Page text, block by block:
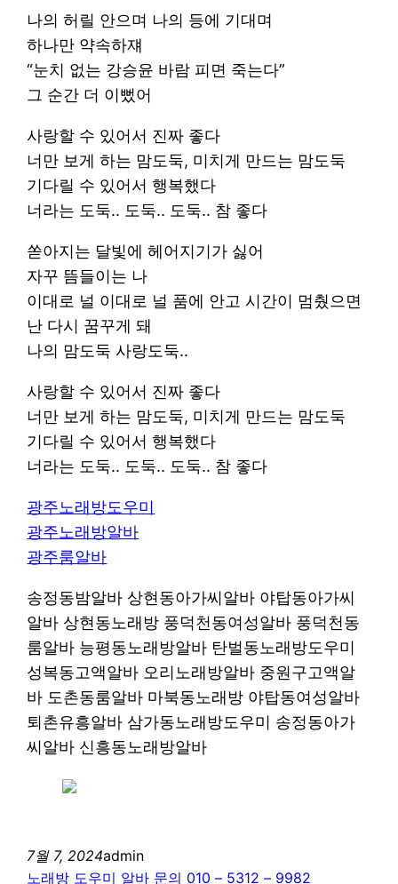
나의 허릴 안으며 나의 등에 기대며
하나만 약속하쟤
“눈치 없는 강승윤 바람 피면 죽는다”
그 순간 더 이뻤어
사랑할 수 있어서 진짜 좋다
너만 보게 하는 맘도둑, 미치게 만드는 맘도둑
기다릴 수 있어서 행복했다
너라는 도둑.. 도둑.. 도둑.. 참 좋다
쏟아지는 달빛에 헤어지기가 싫어
자꾸 뜸들이는 나
이대로 널 이대로 널 품에 안고 시간이 멈췄으면
난 다시 꿈꾸게 돼
나의 맘도둑 사랑도둑..
사랑할 수 있어서 진짜 좋다
너만 보게 하는 맘도둑, 미치게 만드는 맘도둑
기다릴 수 있어서 행복했다
너라는 도둑.. 도둑.. 도둑.. 참 좋다
광주노래방도우미
광주노래방알바
광주룸알바
송정동밤알바 상현동아가씨알바 야탑동아가씨
알바 상현동노래방 풍덕천동여성알바 풍덕천동
룸알바 능평동노래방알바 탄벌동노래방도우미
성복동고액알바 오리노래방알바 중원구고액알
바 도촌동룸알바 마북동노래방 야탑동여성알바
퇴촌유흥알바 삼가동노래방도우미 송정동아가
씨알바 신흥동노래방알바
7월 7, 2024admin
노래방 도우미 알바 문의 010 – 5312 – 9982